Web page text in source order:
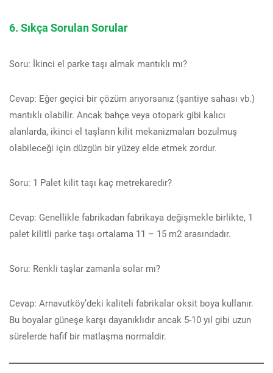
6. Sıkça Sorulan Sorular
Soru: İkinci el parke taşı almak mantıklı mı?
Cevap: Eğer geçici bir çözüm arıyorsanız (şantiye sahası vb.)
mantıklı olabilir. Ancak bahçe veya otopark gibi kalıcı
alanlarda, ikinci el taşların kilit mekanizmaları bozulmuş
olabileceği için düzgün bir yüzey elde etmek zordur.
Soru: 1 Palet kilit taşı kaç metrekaredir?
Cevap: Genellikle fabrikadan fabrikaya değişmekle birlikte, 1
palet kilitli parke taşı ortalama 11 – 15 m2 arasındadır.
Soru: Renkli taşlar zamanla solar mı?
Cevap: Arnavutköy’deki kaliteli fabrikalar oksit boya kullanır.
Bu boyalar güneşe karşı dayanıklıdır ancak 5-10 yıl gibi uzun
sürelerde hafif bir matlaşma normaldir.